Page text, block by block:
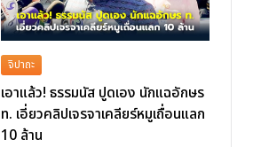
จิปาถะ
เอาแล้ว! ธรรมนัส ปูดเอง นักแฉอักษร
ท. เอี่ยวคลิปเจรจาเคลียร์หมูเถื่อนแลก
10 ล้าน